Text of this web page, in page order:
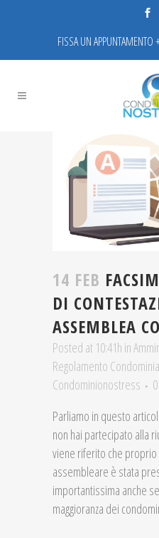
FISSA UN
14 FEB
DI
ASSEMBLEA
Posted at 10:41h in
Regolamento
Condominionostress
Parliamo in questo
non hai partecipato alla
viene riferito che
assembleare è stata
importantissima anche
maggioranza dei